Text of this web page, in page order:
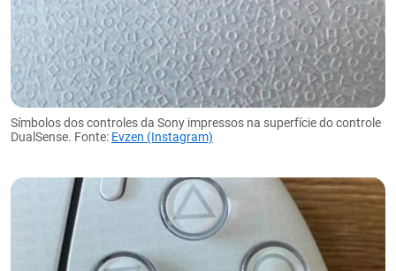
Símbolos dos controles da Sony impressos na superfície do controle
DualSense. Fonte: Evzen (Instagram)